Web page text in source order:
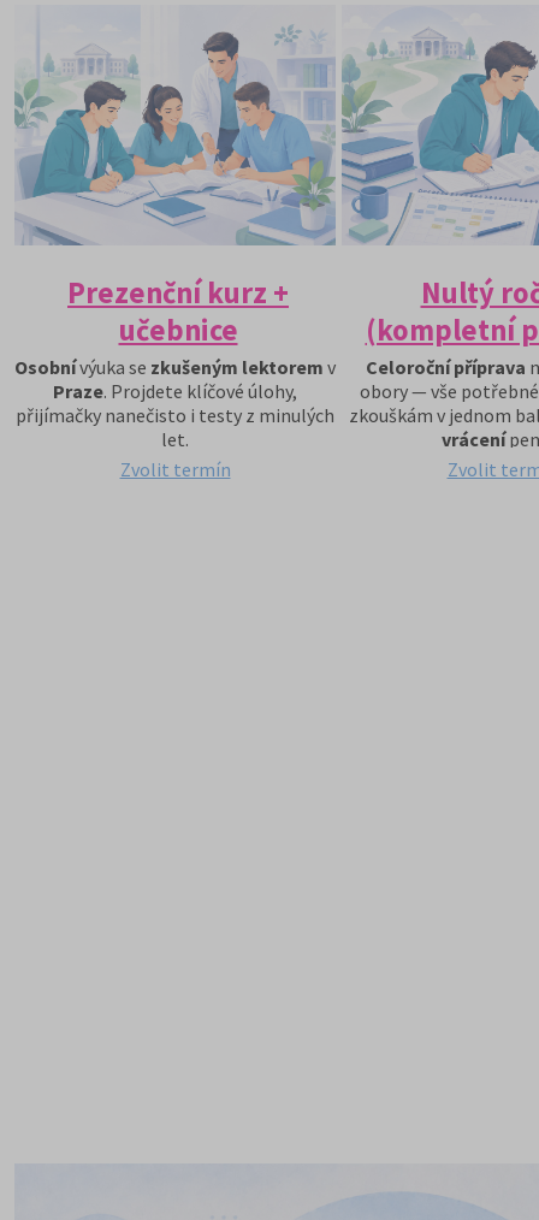
Prezenční kurz +
učebnice
Osobnívýuka se zkušeným lektorem v
Praze. Projdete klíčové úlohy,
přijímačky nanečisto i testy z minulých
let.
Zvolit termín
Nultý
(kompletní
Celoroční příprava
obory — vše
zkouškám v jednom
vrácení
Zvolit